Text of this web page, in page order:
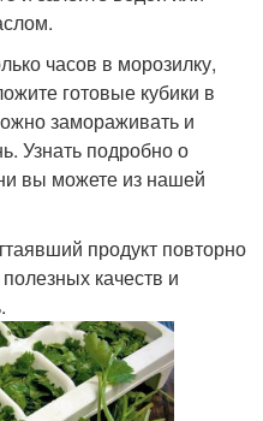
часов в морозилку,
готовые кубики в
замораживать и
Узнать подробно о
вы можете из нашей
продукт повторно
качеств и